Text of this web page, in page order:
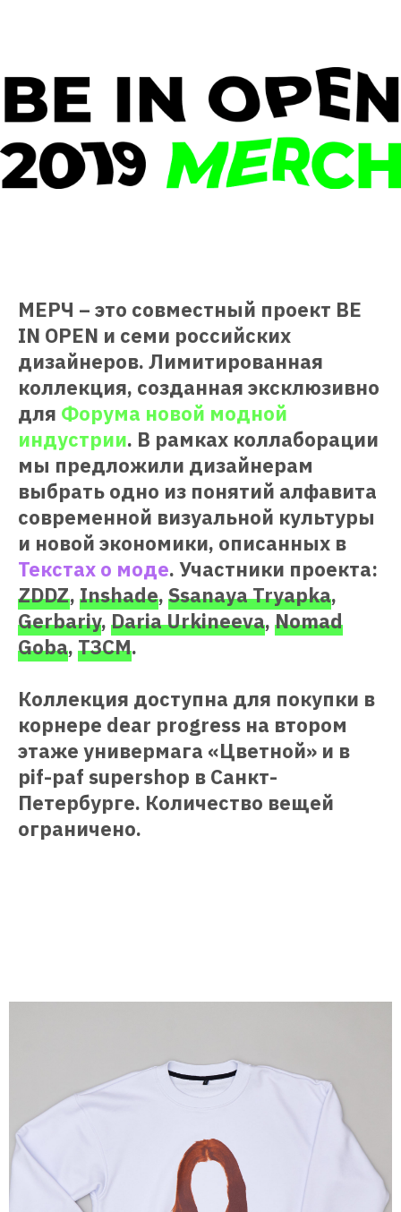
МЕРЧ – это совместный проект BE
IN OPEN и семи российских
дизайнеров. Лимитированная
коллекция, созданная эксклюзивно
для Форума новой модной
индустрии. В рамках коллаборации
мы предложили дизайнерам
выбрать одно из понятий алфавита
современной визуальной культуры
и новой экономики, описанных в
Текстах о моде. Участники проекта:
ZDDZ, Inshade, Ssanaya Tryapka,
Gerbariy, Daria Urkineeva, Nomad
Goba, T3CM.
Коллекция доступна для покупки в
корнере dear progress на втором
этаже универмага «Цветной» и в
pif-paf supershop в Санкт-
Петербурге. Количество вещей
ограничено.